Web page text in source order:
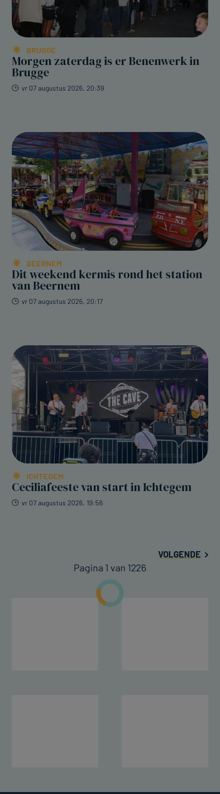
BRUGGE
Morgen zaterdag is er Benenwerk in
Brugge
vr 07 augustus 2026, 20:39
BEERNEM
Dit weekend kermis rond het station
van Beernem
vr 07 augustus 2026, 20:17
ICHTEGEM
Ceciliafeeste van start in Ichtegem
vr 07 augustus 2026, 19:56
VOLGENDE
Pagina 1 van 1226